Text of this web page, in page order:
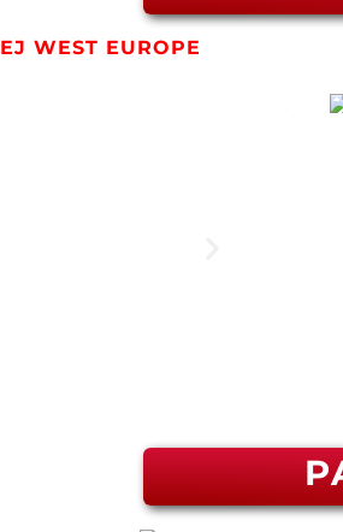
Pakej Kemboja
Pakej Spain,
WEST EUROPE